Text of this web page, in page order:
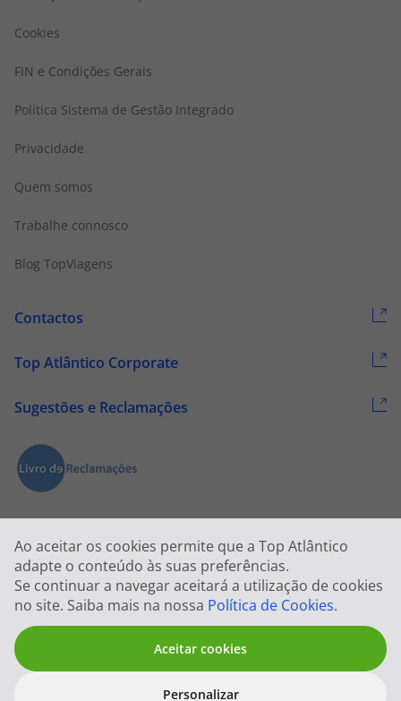
Ao aceitar os cookies permite que a Top Atlântico
adapte o conteúdo às suas preferências.
Se continuar a navegar aceitará a utilização de cookies
no site. Saiba mais na nossa Política de Cookies.
Aceitar cookies
Personalizar
Cookies
FIN e Condições Gerais
Politica Sistema de Gestão Integrado
Privacidade
Quem somos
Trabalhe connosco
Blog TopViagens
Contactos
Top Atlântico Corporate
Sugestões e Reclamações
2026 © Todos os direitos reservados:Top Atlântico, Viagens e Turismo